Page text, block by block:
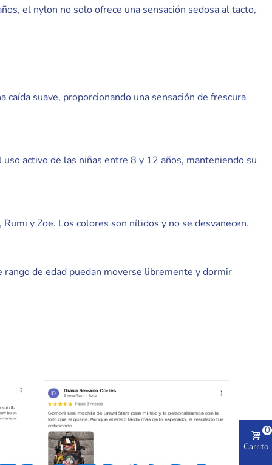
el nylon no solo ofrece una sensación sedosa al tacto,
suave, proporcionando una sensación de frescura
activo de las niñas entre 8 y 12 años, manteniendo su
y Zoe. Los colores son nítidos y no se desvanecen.
de edad puedan moverse libremente y dormir
Carrito
0